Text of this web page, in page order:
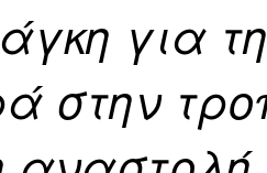
για
στην